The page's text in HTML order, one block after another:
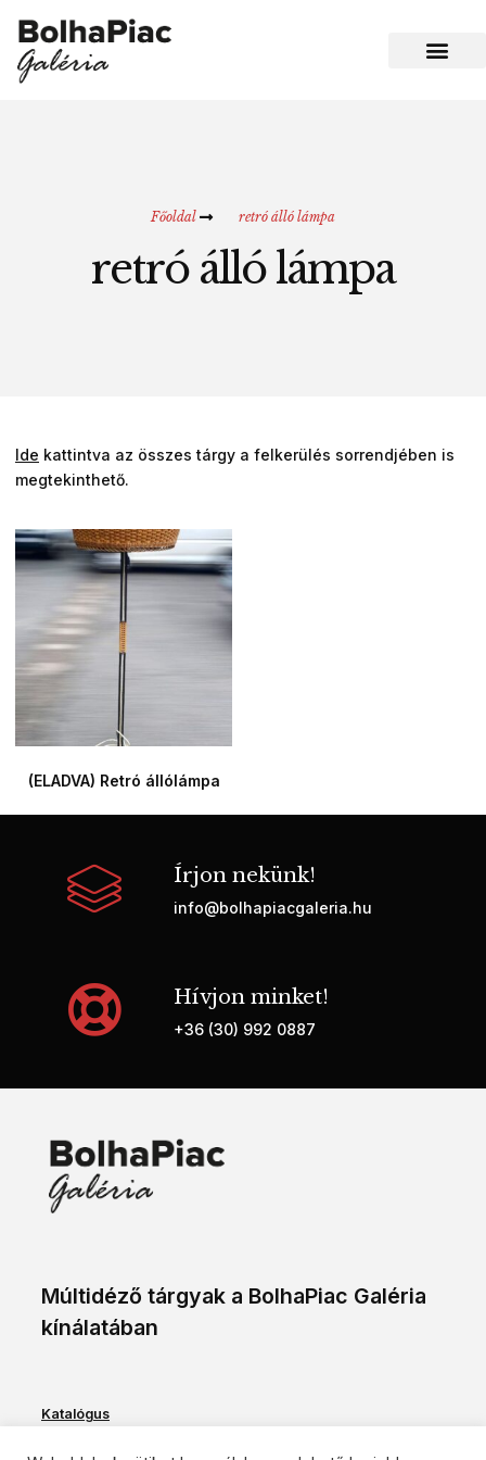
Főoldal retró álló lámpa
retró álló lámpa
Ide kattintva az összes tárgy a felkerülés sorrendjében is
megtekinthető.
(ELADVA) Retró állólámpa
Írjon nekünk!
info@bolhapiacgaleria.hu
Hívjon minket!
+36 (30) 992 0887
Múltidéző tárgyak a BolhaPiac Galéria
kínálatában
Katalógus